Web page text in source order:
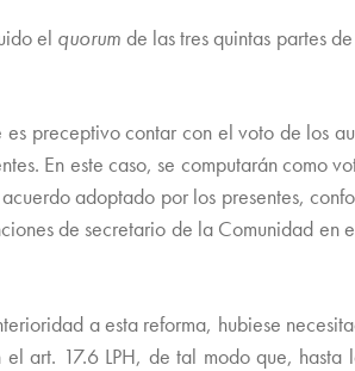
el quorum de las tres quintas partes
preceptivo contar con el voto de los
En este caso, se computarán como
adoptado por los presentes,
de secretario de la Comunidad
a esta reforma, hubiese
art. 17.6 LPH, de tal modo que,